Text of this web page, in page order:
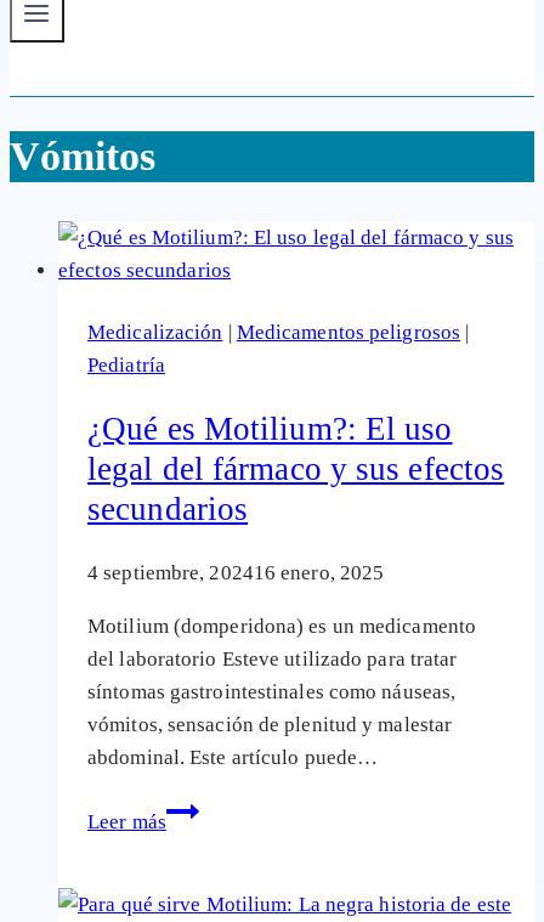
Vómitos
Medicalización Medicamentos peligrosos
Pediatría
¿Qué es Motilium?: El uso
legal del fármaco y sus efectos
secundarios
4 septiembre, 202416 enero, 2025
Motilium (domperidona) es un medicamento
del laboratorio Esteve utilizado para tratar
síntomas gastrointestinales como náuseas,
vómitos, sensación de plenitud y malestar
abdominal. Este artículo puede…
Leer más
¿Qué
El